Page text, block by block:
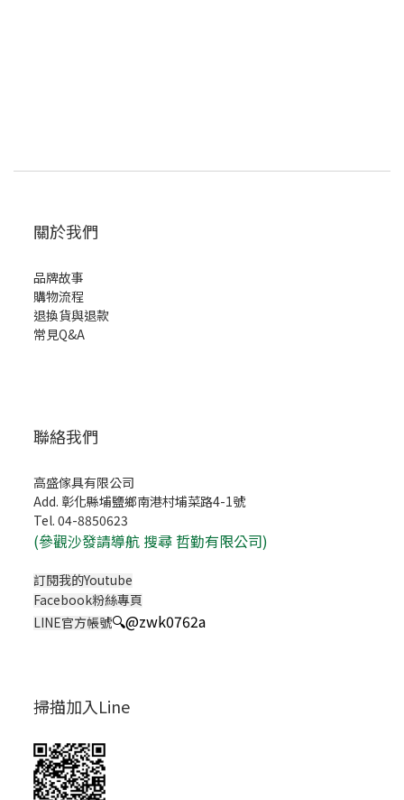
關於我們
品牌故事
購物流程
退換貨與退款
常見Q&A
聯絡我們
高盛傢具有限公司
Add. 彰化縣埔鹽鄉南港村埔菜路4-1號
Tel. 04-8850623
(參觀沙發請導航 搜尋 哲勤有限公司)
訂閱我的Youtube
Facebook粉絲專頁
LINE官方帳號🔍@zwk0762a
掃描加入Line